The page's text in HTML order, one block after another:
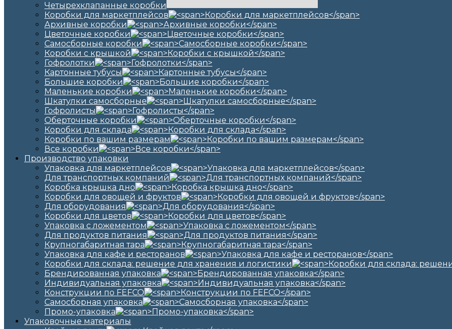
Четырехклапанные коробки
Коробки для маркетплейсов
Архивные коробки
Цветочные коробки
Самосборные коробки
Коробки с крышкой
Гофролотки
Картонные тубусы
Большие коробки
Маленькие коробки
Шкатулки самосборные
Гофролисты
Оберточные коробки
Коробки для склада
Коробки по вашим размерам
Все коробки
Производство упаковки
Упаковка для маркетплейсов
Для транспортных компаний
Коробка крышка дно
Коробки для овощей и фруктов
Для оборудования
Коробки для цветов
Упаковка с ложементом
Для продуктов питания
Крупногабаритная тара
Упаковка для кафе и ресторанов
Коробки для склада: решение для хранения и логистики
Брендированная упаковка
Индивидуальная упаковка
Конструкции по FEFCO
Самосборная упаковка
Промо-упаковка
Упаковочные материалы